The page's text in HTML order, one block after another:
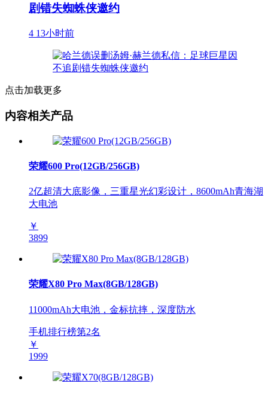
剧错失蜘蛛侠邀约
4 13小时前
点击加载更多
内容相关产品
荣耀600 Pro(12GB/256GB)
2亿超清大底影像，三重星光幻彩设计，8600mAh青海湖
大电池
￥
3899
荣耀X80 Pro Max(8GB/128GB)
11000mAh大电池，金标抗摔，深度防水
手机排行榜第2名
￥
1999